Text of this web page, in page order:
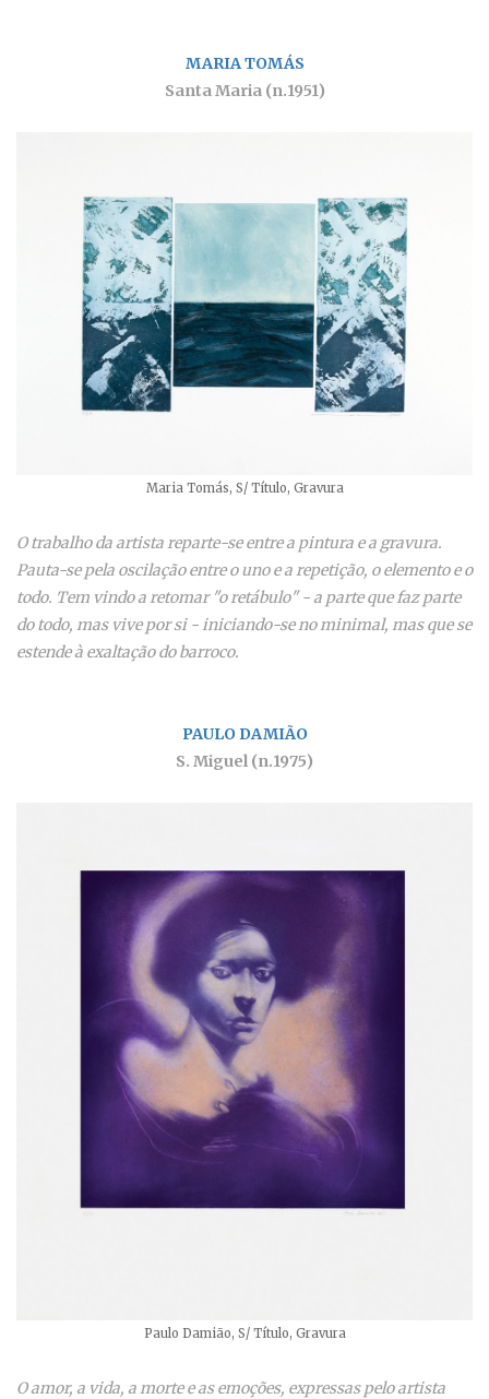
MARIA TOMÁS
Santa Maria (n.1951)
Maria Tomás, S/ Título, Gravura
O trabalho da artista reparte-se entre a pintura e a gravura.
Pauta-se pela oscilação entre o uno e a repetição, o elemento e o
todo. Tem vindo a retomar "o retábulo" - a parte que faz parte
do todo, mas vive por si - iniciando-se no minimal, mas que se
estende à exaltação do barroco.
PAULO DAMIÃO
S. Miguel (n.1975)
Paulo Damião, S/ Título, Gravura
O amor, a vida, a morte e as emoções, expressas pelo artista